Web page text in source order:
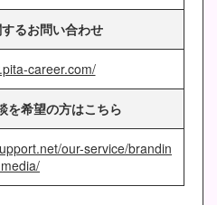
るお問い合わせ
career.com/
を希望の方はこちら
our-service/brandin